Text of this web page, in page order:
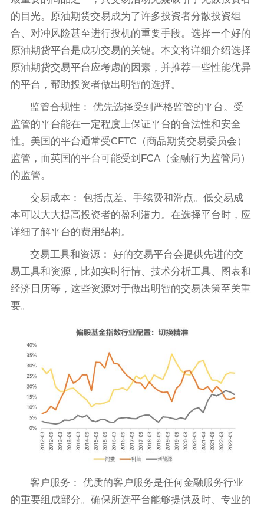
的目光。原油期货交易成为了许多投资者分散投资组
合、对冲风险甚至进行投机的重要手段。选择一个好的
原油期货平台是成功交易的关键。本文将详细介绍选择
原油期货交易平台应考虑的因素，并推荐一些性能优异
的平台，帮助投资者做出明智的选择。
监管合规性： 优先选择受到严格监管的平台。受
监管的平台能在一定程度上保证平台的合法性和安全
性。美国的平台通常受CFTC（商品期货交易委员会）
监管，而英国的平台可能受到FCA（金融行为监管局）
的监管。
交易成本： 包括点差、手续费和滑点。低交易成
本可以大大提高投资者的盈利潜力。在选择平台时，应
详细了解平台的费用结构。
交易工具和资源： 好的交易平台会提供先进的交
易工具和资源，比如实时行情、技术分析工具、图表和
经济日历等，这些资源对于做出明智的交易决策至关重
要。
客户服务： 优质的客户服务是任何金融服务行业
的重要组成部分。确保所选平台能够提供及时、专业的